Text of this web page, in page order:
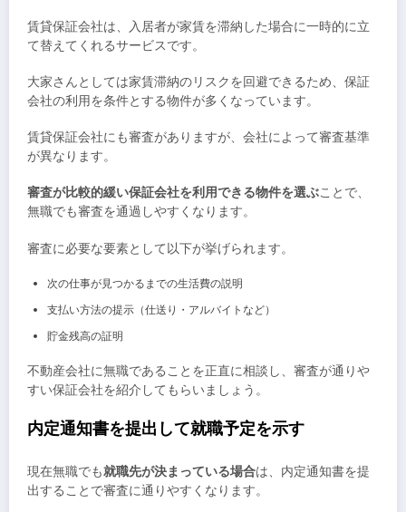
賃貸保証会社は、入居者が家賃を滞納した場合に一時的に立
て替えてくれるサービスです。
大家さんとしては家賃滞納のリスクを回避できるため、保証
会社の利用を条件とする物件が多くなっています。
賃貸保証会社にも審査がありますが、会社によって審査基準
が異なります。
審査が比較的緩い保証会社を利用できる物件を選ぶことで、
無職でも審査を通過しやすくなります。
審査に必要な要素として以下が挙げられます。
次の仕事が見つかるまでの生活費の説明
支払い方法の提示（仕送り・アルバイトなど）
貯金残高の証明
不動産会社に無職であることを正直に相談し、審査が通りや
すい保証会社を紹介してもらいましょう。
内定通知書を提出して就職予定を示す
現在無職でも就職先が決まっている場合は、内定通知書を提
出することで審査に通りやすくなります。